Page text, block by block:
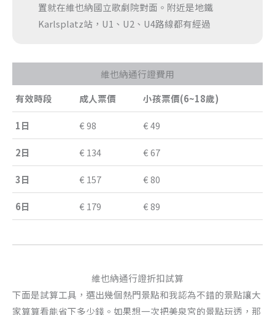
置就在維也納國立歌劇院對面。附近是地鐵
Karlsplatz站，U1、U2、U4路線都有經過
維也納通行證費用
有效時段
成人票價 小孩票價(6~18歲)
1日 € 98 € 49
2日 € 134 € 67
3日 € 157 € 80
6日 € 179 € 89
維也納通行證折扣試算
下面是試算工具，選出幾個熱門景點和我認為不錯的景點讓大
家算算看能省下多少錢。如果想一次把美泉宮的景點玩透，那